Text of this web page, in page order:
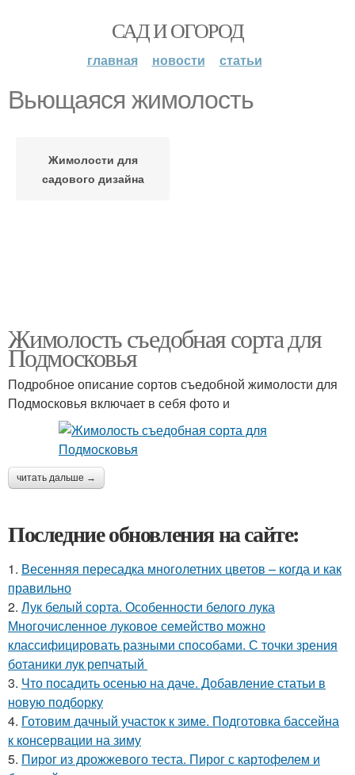
САД И ОГОРОД
главная новости статьи
Вьющаяся жимолость
Жимолости для
садового дизайна
Жимолость съедобная сорта для
Подмосковья
Подробное описание сортов съедобной жимолости для
Подмосковья включает в себя фото и
читать дальше →
Последние обновления на сайте:
1. Весенняя пересадка многолетних цветов – когда и как
правильно
2. Лук белый сорта. Особенности белого лука
Многочисленное луковое семейство можно
классифицировать разными способами. С точки зрения
ботаники лук репчатый
3. Что посадить осенью на даче. Добавление статьи в
новую подборку
4. Готовим дачный участок к зиме. Подготовка бассейна
к консервации на зиму
5. Пирог из дрожжевого теста. Пирог с картофелем и